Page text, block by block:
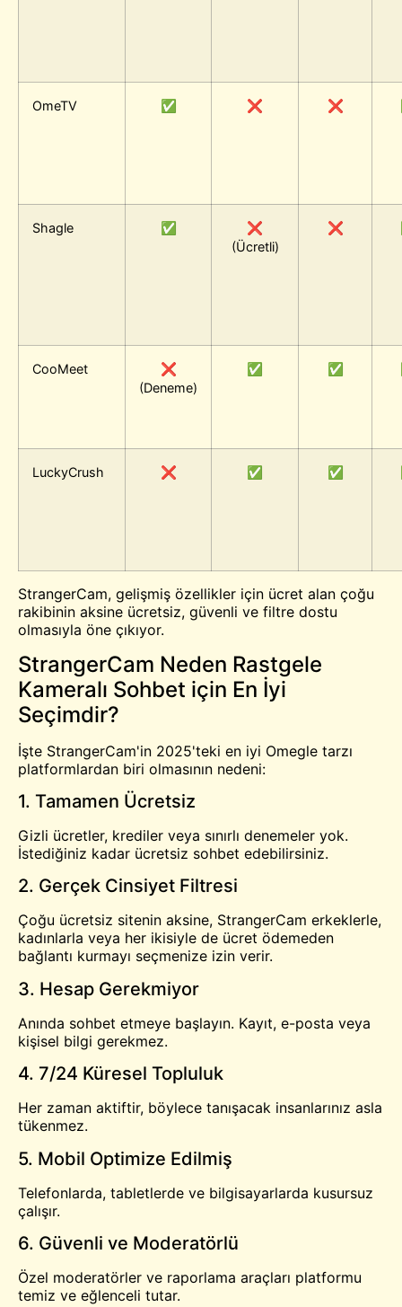
OmeTV ✅ ❌ ❌
Shagle ✅
❌
(Ücretli)
❌
CooMeet
❌
(Deneme)
✅ ✅
LuckyCrush ❌ ✅ ✅
StrangerCam, gelişmiş özellikler için ücret alan çoğu
rakibinin aksine ücretsiz, güvenli ve filtre dostu
olmasıyla öne çıkıyor.
StrangerCam Neden Rastgele
Kameralı Sohbet için En İyi
Seçimdir?
İşte StrangerCam'in 2025'teki en iyi Omegle tarzı
platformlardan biri olmasının nedeni:
1. Tamamen Ücretsiz
Gizli ücretler, krediler veya sınırlı denemeler yok.
İstediğiniz kadar ücretsiz sohbet edebilirsiniz.
2. Gerçek Cinsiyet Filtresi
Çoğu ücretsiz sitenin aksine, StrangerCam erkeklerle,
kadınlarla veya her ikisiyle de ücret ödemeden
bağlantı kurmayı seçmenize izin verir.
3. Hesap Gerekmiyor
Anında sohbet etmeye başlayın. Kayıt, e-posta veya
kişisel bilgi gerekmez.
4. 7/24 Küresel Topluluk
Her zaman aktiftir, böylece tanışacak insanlarınız asla
tükenmez.
5. Mobil Optimize Edilmiş
Telefonlarda, tabletlerde ve bilgisayarlarda kusursuz
çalışır.
6. Güvenli ve Moderatörlü
Özel moderatörler ve raporlama araçları platformu
temiz ve eğlenceli tutar.